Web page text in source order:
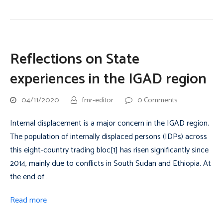
Reflections on State
experiences in the IGAD region
04/11/2020 fmr-editor 0 Comments
Internal displacement is a major concern in the IGAD region.
The population of internally displaced persons (IDPs) across
this eight-country trading bloc[1] has risen significantly since
2014, mainly due to conflicts in South Sudan and Ethiopia. At
the end of…
Read more